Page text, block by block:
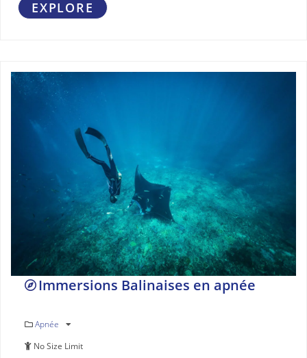
EXPLORE
Immersions Balinaises en apnée
Apnée
No Size Limit